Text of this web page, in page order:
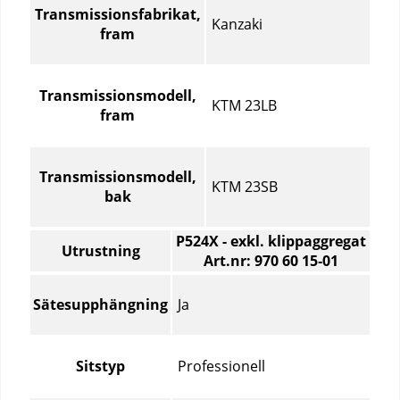
Transmissionsfabrikat,
fram
Kanzaki
Transmissionsmodell,
fram
KTM 23LB
Transmissionsmodell,
bak
KTM 23SB
–
Utrustning
P524X - exkl. klippaggregat
Art.nr: 970 60 15‑01
Sätesupphängning Ja
Sitstyp Professionell